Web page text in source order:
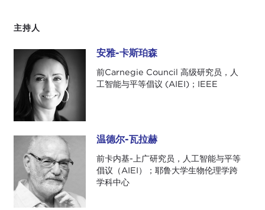
主持人
安雅-卡斯珀森 安雅-卡斯珀森
前Carnegie Council 高级研究员，人
工智能与平等倡议 (AIEI)；IEEE
温德尔-瓦拉赫 温德尔-瓦拉赫
前卡内基-上广研究员，人工智能与平等
倡议（AIEI）；耶鲁大学生物伦理学跨
学科中心